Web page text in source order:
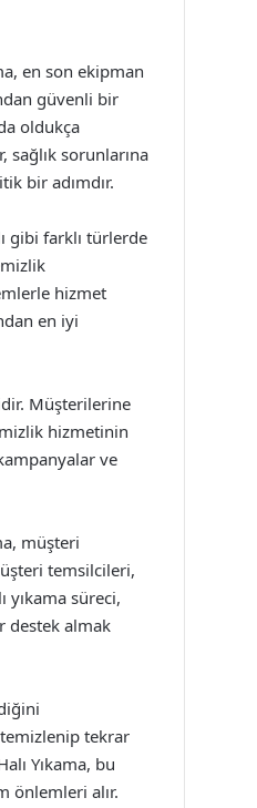
en son ekipman
güvenli bir
oldukça
sorunlarına
bir adımdır.
gibi farklı türlerde
hizmet
en iyi
Müşterilerine
hizmetinin
ve
müşteri
temsilcileri,
yıkama süreci,
destek almak
temizlenip tekrar
Yıkama, bu
önlemleri alır.